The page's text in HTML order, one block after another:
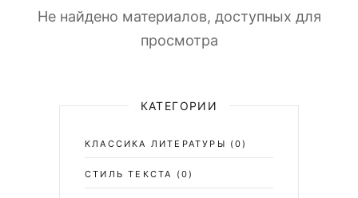
Не найдено материалов, доступных для
просмотра
КАТЕГОРИИ
КЛАССИКА ЛИТЕРАТУРЫ (0)
СТИЛЬ ТЕКСТА (0)